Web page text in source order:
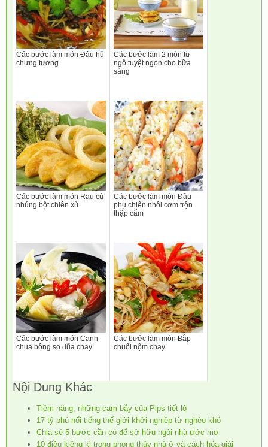
Các bước làm món Đậu hủ
chưng tương
Các bước làm 2 món từ
ngô tuyệt ngon cho bữa
sáng
Các bước làm món Rau củ
nhúng bột chiên xù
Các bước làm món Đậu
phụ chiên nhồi cơm trộn
thập cẩm
Các bước làm món Canh
chua bông so đũa chay
Các bước làm món Bắp
chuối nộm chay
Nội Dung Khác
Tiềm năng, những cạm bẫy của Pips tiết lộ
17 tỷ phú nổi tiếng thế giới khởi nghiệp từ nghèo khó
Chia sẻ 5 bước cần có để sở hữu ngôi nhà ước mơ
10 điều kiêng kị trong phong thủy nhà ở và cách hóa giải